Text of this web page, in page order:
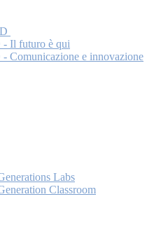
Il futuro è qui
Comunicazione e innovazione
Labs
Classroom